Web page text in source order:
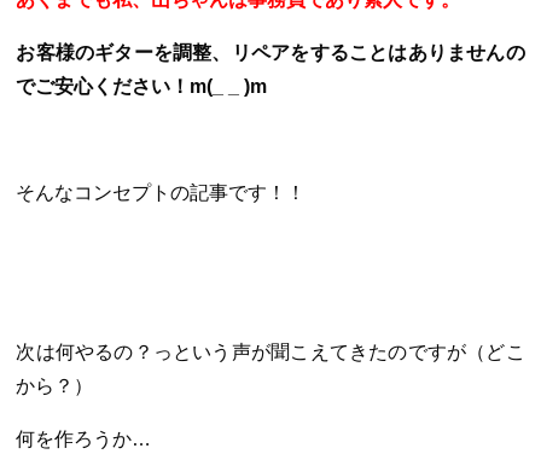
お客様のギターを調整、リペアをすることはありませんの
でご安心ください！m(_ _ )m
そんなコンセプトの記事です！！
次は何やるの？っという声が聞こえてきたのですが（どこ
から？）
何を作ろうか…